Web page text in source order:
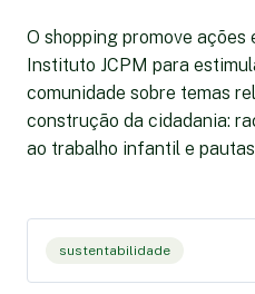
O shopping promove ações
Instituto JCPM para
comunidade sobre temas
construção da cidadania:
ao trabalho infantil e
sustentabilidade